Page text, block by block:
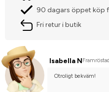
90 dagars öppet köp
Fri retur i butik
Isabella N
Otroligt bekväm!